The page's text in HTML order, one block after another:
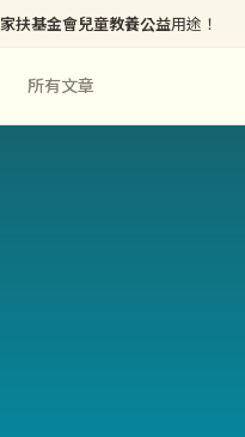
家扶基金會兒童教養公益用途！
所有文章